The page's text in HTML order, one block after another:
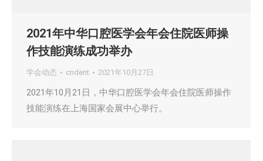
2021年中华口腔医学会年会住院医师操
作技能演练成功举办
学会动态 cndent 2021年10月27日
2021年10月21日，中华口腔医学会年会住院医师操作
技能演练在上海国家会展中心举行。